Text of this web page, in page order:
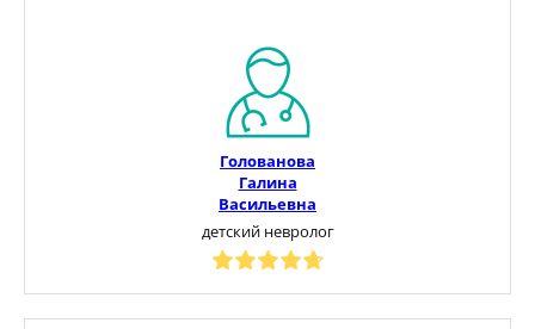
Голованова
Галина
Васильевна
детский невролог